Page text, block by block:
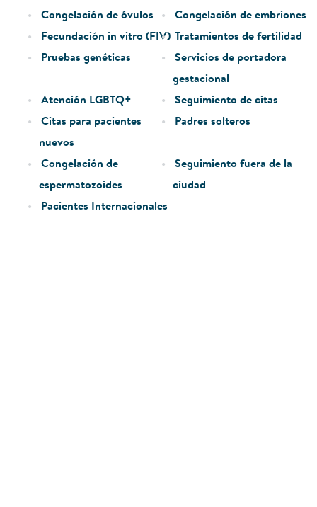
Congelación de óvulos
Congelación de embriones
Fecundación in vitro (FIV) Tratamientos de fertilidad
Pruebas genéticas
Servicios de portadora
gestacional
Atención LGBTQ+
Seguimiento de citas
Citas para pacientes
nuevos
Padres solteros
Congelación de
espermatozoides
Seguimiento fuera de la
ciudad
Pacientes Internacionales